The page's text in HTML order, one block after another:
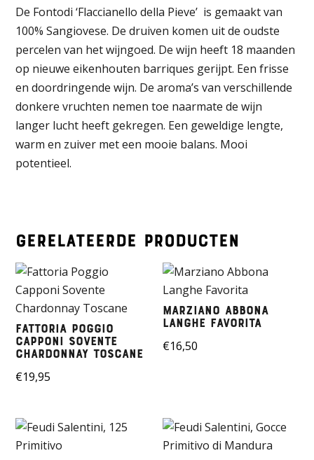
De Fontodi ‘Flaccianello della Pieve’ is gemaakt van
100% Sangiovese. De druiven komen uit de oudste
percelen van het wijngoed. De wijn heeft 18 maanden
op nieuwe eikenhouten barriques gerijpt. Een frisse
en doordringende wijn. De aroma’s van verschillende
donkere vruchten nemen toe naarmate de wijn
langer lucht heeft gekregen. Een geweldige lengte,
warm en zuiver met een mooie balans. Mooi
potentieel.
Gerelateerde producten
Fattoria Poggio
Capponi Sovente
Chardonnay Toscane
€19,95
Marziano Abbona
Langhe Favorita
€16,50